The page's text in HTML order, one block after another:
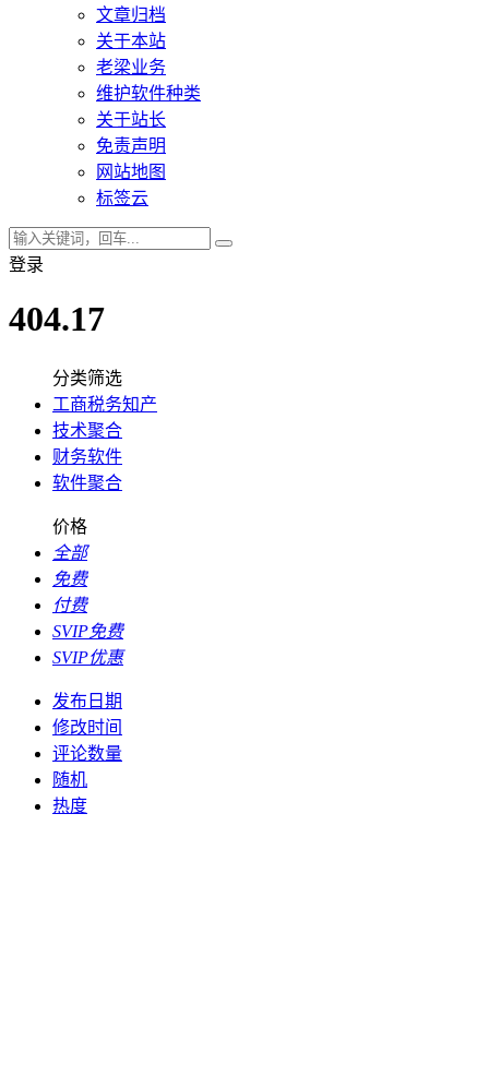
文章归档
关于本站
老梁业务
维护软件种类
关于站长
免责声明
网站地图
标签云
登录
404.17
分类筛选
工商税务知产
技术聚合
财务软件
软件聚合
价格
全部
免费
付费
SVIP免费
SVIP优惠
发布日期
修改时间
评论数量
随机
热度